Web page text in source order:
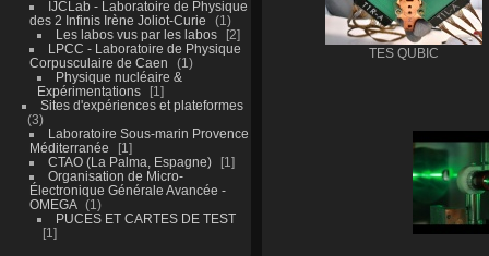
IJCLab - Laboratoire de Physique
des 2 Infinis Irène Joliot-Curie
1
Les labos vus par les labos
2
LPCC - Laboratoire de Physique
Corpusculaire de Caen
1
Physique nucléaire &
Expérimentations
1
Sites d'expériences et plateformes
3
Laboratoire Sous-marin Provence
Méditerranée
1
CTAO (La Palma, Espagne)
1
Organisation de Micro-
Électronique Générale Avancée -
OMEGA
1
PUCES ET CARTES DE TEST
1
TES QUBIC